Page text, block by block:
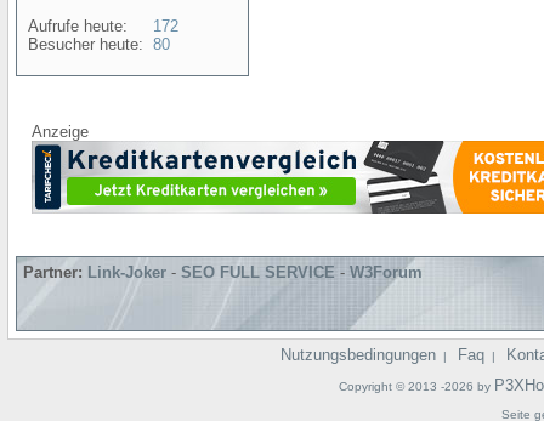
Aufrufe heute:
Besucher heute:
172
80
Anzeige
Partner: Link-Joker - SEO FULL SERVICE - W3Forum
Nutzungsbedingungen | Faq |
Copyright © 2013 -2026 by
Seite